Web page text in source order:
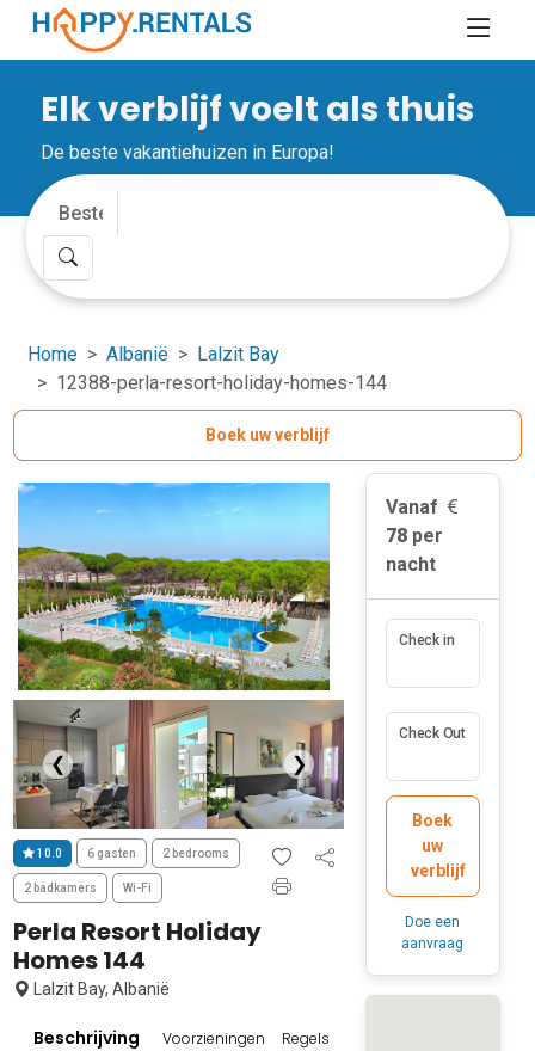
Elk verblijf voelt als thuis
De beste vakantiehuizen in Europa!
Home Albanië
Lalzit Bay
12388-perla-resort-holiday-homes-144
Boek uw verblijf
❮ ❯
10.0 6 gasten 2 bedrooms
2 badkamers Wi-Fi
Perla Resort Holiday
Homes 144
Lalzit Bay, Albanië
Beschrijving Voorzieningen Regels en beleid
Vanaf
78 per
nacht
Check in
Check Out
Boek
uw
verblijf
Doe een
aanvraag